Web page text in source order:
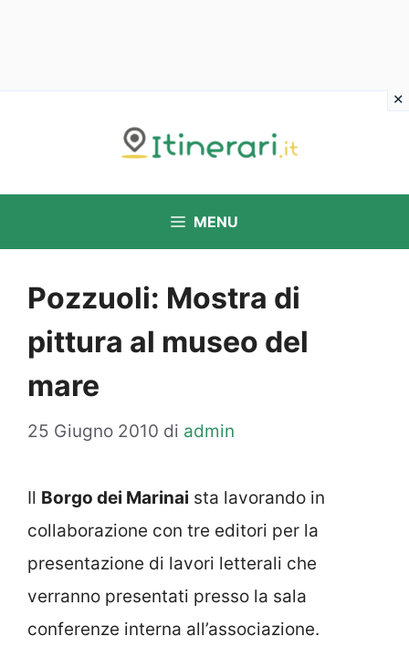
MENU
Pozzuoli: Mostra di
pittura al museo del
mare
25 Giugno 2010 di admin
Il Borgo dei Marinai sta lavorando in
collaborazione con tre editori per la
presentazione di lavori letterali che
verranno presentati presso la sala
conferenze interna all’associazione.